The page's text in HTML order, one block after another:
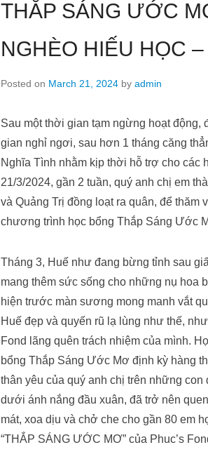
THẮP SÁNG ƯỚC
NGHÈO HIẾU HỌC
Posted on March 21, 2024 by admin
Sau một thời gian tạm ngừng hoạt động,
gian nghỉ ngơi, sau hơn 1 tháng căng
Nghĩa Tình nhằm kịp thời hỗ trợ cho các
21/3/2024, gần 2 tuần, quý anh chị em
và Quảng Trị đồng loạt ra quân, để thăm
chương trình học bổng Thắp Sáng Ước
Tháng 3, Huế như đang bừng tỉnh sau
mang thêm sức sống cho những nụ hoa
hiện trước màn sương mong manh vắt
Huế đẹp và quyến rũ lạ lùng như thế,
Fond lãng quên trách nhiệm của mình.
bổng Thắp Sáng Ước Mơ định kỳ hàng
thân yêu của quý anh chị trên những
dưới ánh nắng đầu xuân, đã trở nên
mát, xoa dịu và chở che cho gần 80 em
“THẮP SÁNG ƯỚC MƠ” của Phuc’s